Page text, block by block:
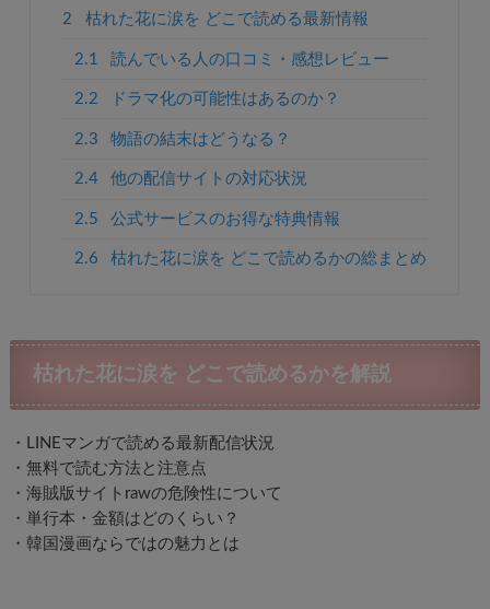
2 枯れた花に涙を どこで読める最新情報
2.1 読んでいる人の口コミ・感想レビュー
2.2 ドラマ化の可能性はあるのか？
2.3 物語の結末はどうなる？
2.4 他の配信サイトの対応状況
2.5 公式サービスのお得な特典情報
2.6 枯れた花に涙を どこで読めるかの総まとめ
枯れた花に涙を どこで読めるかを解説
・LINEマンガで読める最新配信状況
・無料で読む方法と注意点
・海賊版サイトrawの危険性について
・単行本・金額はどのくらい？
・韓国漫画ならではの魅力とは